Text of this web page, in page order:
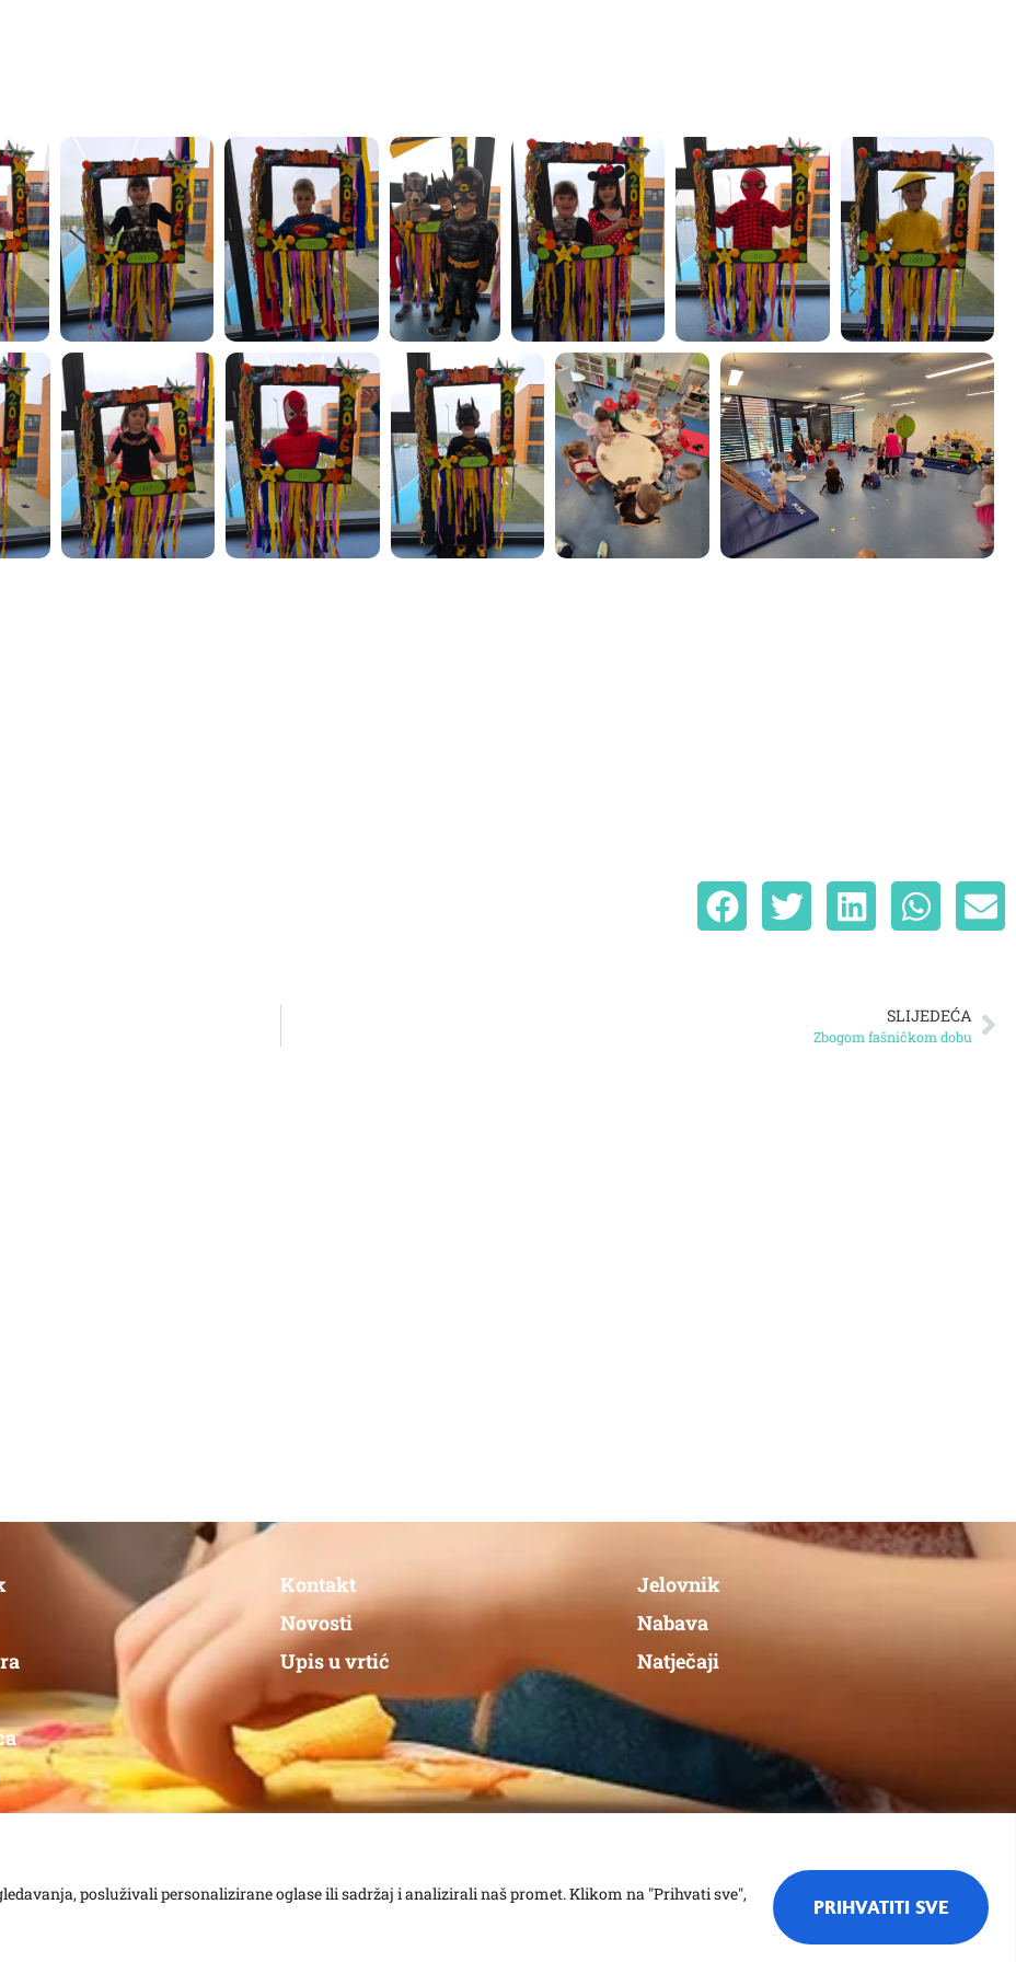
posluživali personalizirane oglase ili sadržaj i analizirali naš promet. Klikom na "Prihvati sve",
PRIHVATITI SVE
SLIJEDEĆA
Zbogom fašničkom dobu
Kontakt
Novosti
Upis u vrtić
Jelovnik
Nabava
Natječaji
Copyright © 2024 – DVSS – All rights reserved